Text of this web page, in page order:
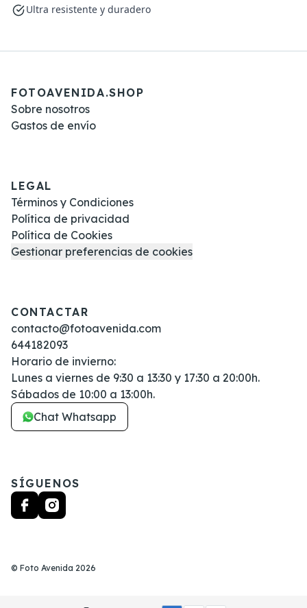
Ultra resistente y duradero
FOTOAVENIDA.SHOP
Sobre nosotros
Gastos de envío
LEGAL
Términos y Condiciones
Política de privacidad
Política de Cookies
Gestionar preferencias de cookies
CONTACTAR
contacto@fotoavenida.com
644182093
Horario de invierno:
Lunes a viernes de 9:30 a 13:30 y 17:30 a 20:00h.
Sábados de 10:00 a 13:00h.
Chat Whatsapp
SÍGUENOS
© Foto Avenida 2026